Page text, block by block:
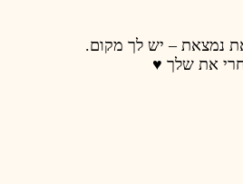
נמצאת – יש לך מקום.
את שלך ♥️